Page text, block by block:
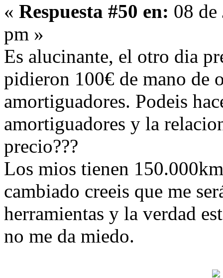
« Respuesta #50 en: 08
pm »
Es alucinante, el otro dia
pidieron 100€ de mano de
amortiguadores. Podeis
amortiguadores y la
precio???
Los mios tienen
cambiado creeis que me
herramientas y la verdad
no me da miedo.